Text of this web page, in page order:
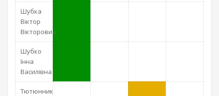
Шубка
Віктор
Вікторович
Шубко
Інна
Василівна
Тютюнник